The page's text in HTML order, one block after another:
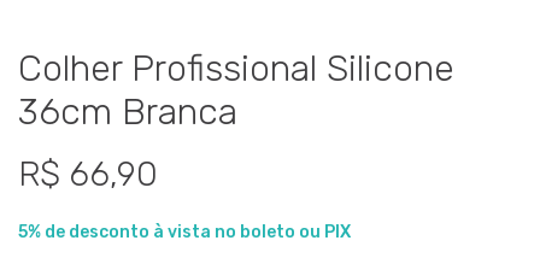
Colher Profissional Silicone
36cm Branca
R$ 66,90
5% de desconto à vista no boleto ou PIX